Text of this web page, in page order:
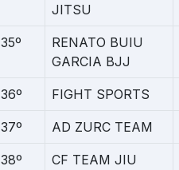
JITSU
35º
RENATO BUIU
GARCIA BJJ
36º FIGHT SPORTS
37º AD ZURC TEAM
38º
CF TEAM JIU